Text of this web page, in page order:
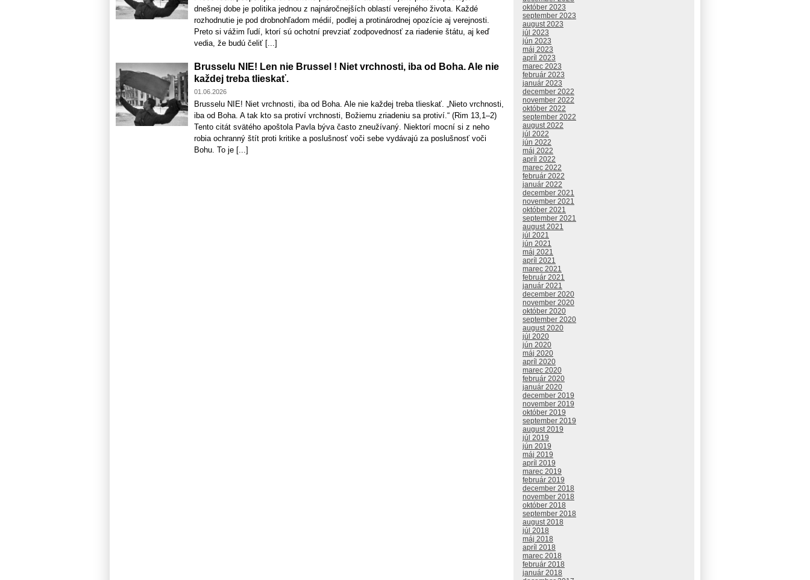
dnešnej dobe je politika jednou z najnáročnejších oblastí verejného života. Každé
rozhodnutie je pod drobnohľadom médií, podlej a protinárodnej opozície aj verejnosti.
Preto si vážim ľudí, ktorí sú ochotní prevziať zodpovednosť za riadenie štátu, aj keď
vedia, že budú čeliť [...]
Brusselu NIE! Len nie Brussel ! Niet vrchnosti, iba od Boha. Ale nie
každej treba tlieskať.
01.06.2026
Brusselu NIE! Niet vrchnosti, iba od Boha. Ale nie každej treba tlieskať. „Nieto vrchnosti,
iba od Boha. A tak kto sa protiví vrchnosti, Božiemu zriadeniu sa protiví.“ (Rim 13,1–2)
Tento citát svätého apoštola Pavla býva často zneužívaný. Niektorí mocní si z neho
robia ochranný štít proti kritike a poslušnosť voči sebe vydávajú za poslušnosť voči
Bohu. To je [...]
október 2023
september 2023
august 2023
júl 2023
jún 2023
máj 2023
apríl 2023
marec 2023
február 2023
január 2023
december 2022
november 2022
október 2022
september 2022
august 2022
júl 2022
jún 2022
máj 2022
apríl 2022
marec 2022
február 2022
január 2022
december 2021
november 2021
október 2021
september 2021
august 2021
júl 2021
jún 2021
máj 2021
apríl 2021
marec 2021
február 2021
január 2021
december 2020
november 2020
október 2020
september 2020
august 2020
júl 2020
jún 2020
máj 2020
apríl 2020
marec 2020
február 2020
január 2020
december 2019
november 2019
október 2019
september 2019
august 2019
júl 2019
jún 2019
máj 2019
apríl 2019
marec 2019
február 2019
december 2018
november 2018
október 2018
september 2018
august 2018
júl 2018
máj 2018
apríl 2018
marec 2018
február 2018
január 2018